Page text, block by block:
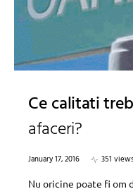
Ce calitati
afaceri?
January 17, 2016 351
Nu oricine poate fi om